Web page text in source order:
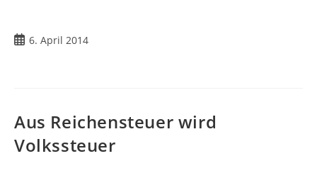
Beitrag6. April 2014
Aus Reichensteuer wird
Volkssteuer